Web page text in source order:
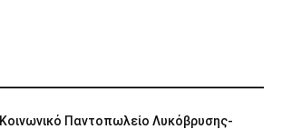
Κοινωνικό Παντοπωλείο Λυκόβρυσης-